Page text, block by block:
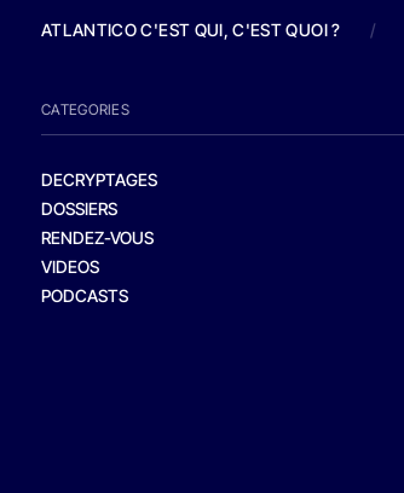
ATLANTICO C'EST QUI, C'EST QUOI ? /
CATEGORIES
DECRYPTAGES
DOSSIERS
RENDEZ-VOUS
VIDEOS
PODCASTS